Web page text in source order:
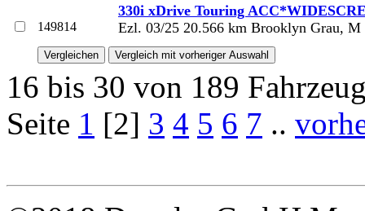
149814
330i xDrive Touring
Ezl. 03/25 20.566 km Brooklyn Grau, M
16 bis 30 von 189
Seite 1 [2] 3 4 5 6 7 ..